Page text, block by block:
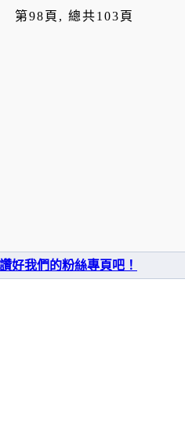
第98頁, 總共103頁
好我們的粉絲專頁吧！